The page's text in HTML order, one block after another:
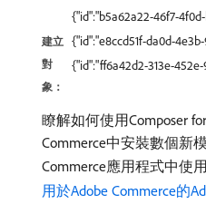
建立
對
象：
{"id":"b5a62a22-46f7-
{"id":"e8ccd51f-da0d-
{"id":"ff6a42d2-313e-
瞭解如何使用Composer
Commerce中安裝數個新
Commerce應用程式中使
用於Adobe Commerce的